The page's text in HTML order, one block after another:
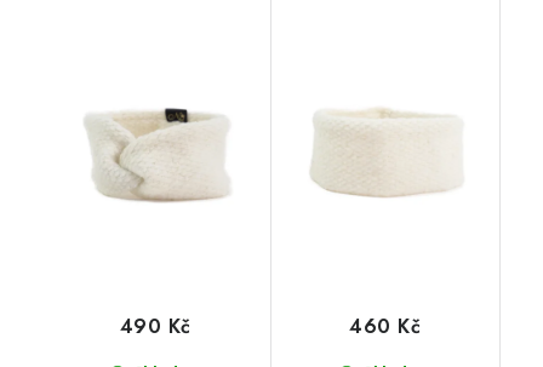
490 Kč 460 Kč